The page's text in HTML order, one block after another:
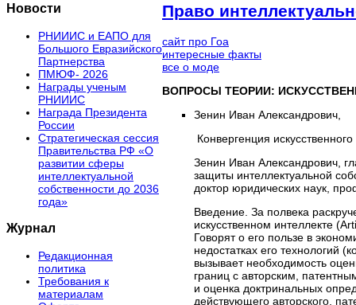
Новости
РНИИИС и ЕАПО для
Большого Евразийского
Партнерства
ПМЮФ- 2026
Награды ученым
РНИИИС
Награда Президента
России
Стратегическая сессия
Правительства РФ «О
развитии сферы
интеллектуальной
собственности до 2036
года»
Журнал
Редакционная
политика
Требования к
материалам
Право
сайт про Гоа
интересные факты
все о моде
ВОПРОСЫ ТЕОРИИ:
Зенин Иван Александрович,
Конвергенция
Зенин Иван Александрович,
защиты интеллектуальной
доктор юридических наук,
Введение. За полвека
искусственном интеллекте
Говорят о его пользе в
недостатках его технологий
вызывает необходимость
границ с авторским,
и оценка доктринальных
действующего авторского,